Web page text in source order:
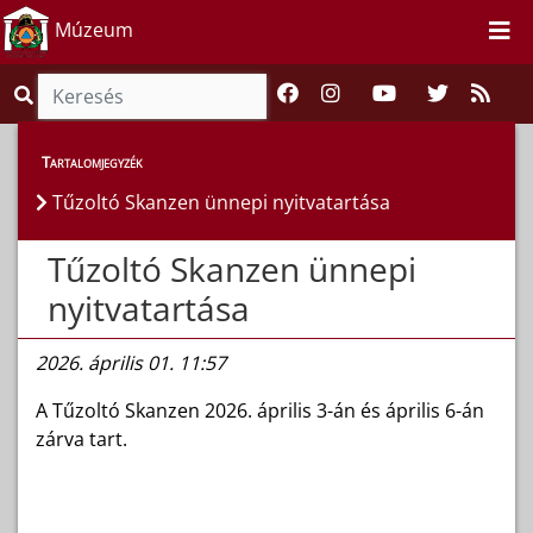
Múzeum
Híreink > Hírek
Tartalomjegyzék
Tűzoltó Skanzen ünnepi nyitvatartása
Tűzoltó Skanzen ünnepi
nyitvatartása
2026. április 01. 11:57
A Tűzoltó Skanzen 2026. április 3-án és április 6-án
zárva tart.